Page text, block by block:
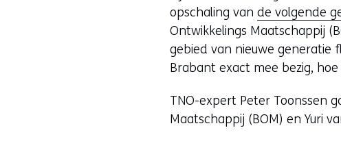
opschaling vande volgende
Ontwikkelings Maatschappij
gebied van nieuwe generatie
Brabant exact mee bezig,
TNO-expert Peter Toonssen
Maatschappij (BOM) en Yuri